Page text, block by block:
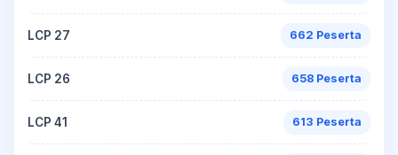
LCP 27 662 Peserta
LCP 26 658 Peserta
LCP 41 613 Peserta